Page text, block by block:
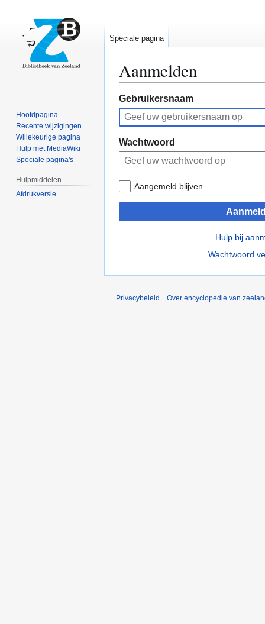
Aanmelden
Naar
navigatie
springen
Naar
zoeken
springen
Gebruikersnaam
Wachtwoord
Aangemeld blijven
Hulp bij
Wachtwoord
Speciale pagina
Hoofdpagina
Recente wijzigingen
Willekeurige pagina
Hulp met MediaWiki
Speciale pagina's
Hulpmiddelen
Afdrukversie
Privacybeleid Over encyclopedie van